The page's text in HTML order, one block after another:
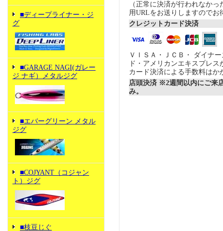
■ディープライナー・ジ
グ
■GARAGE NAGI(ガレー
ジ ナギ）メタルジグ
■エバーグリーン メタル
ジグ
■COJYANT（コジャン
ト）ジグ
■枝豆じぐ
（正常に決済が行われなか
用URLをお送りしますのでお
クレジットカード決済
ＶＩＳＡ・ＪＣＢ・ ダイナ
ド・アメリカンエキスプレ
カード決済による手数料はか
店頭決済 ※2週間以内にご来
み。